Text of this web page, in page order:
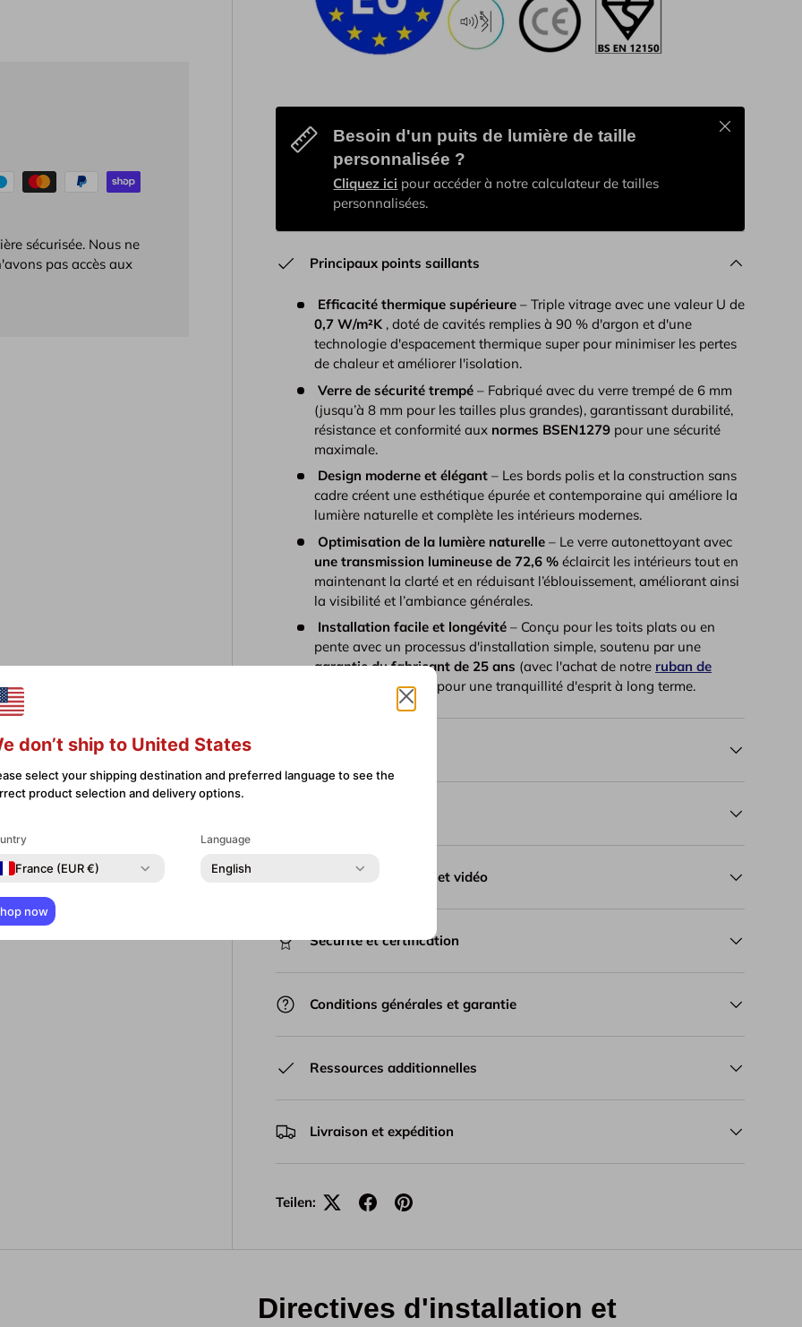
Besoin d'un puits de lumière de taille
personnalisée ?
Cliquez ici pour accéder à notre calculateur de tailles
personnalisées.
Schließen
Principaux points saillants
Efficacité thermique supérieure– Triple vitrage avec une valeur U de
0,7 W/m²K, doté de cavités remplies à 90 % d'argon et d'une
technologie d'espacement thermique super pour minimiser les pertes
de chaleur et améliorer l'isolation.
Verre de sécurité trempé– Fabriqué avec du verre trempé de 6 mm
(jusqu’à 8 mm pour les tailles plus grandes), garantissant durabilité,
résistance et conformité aux normes BSEN1279pour une sécurité
maximale.
Design moderne et élégant– Les bords polis et la construction sans
cadre créent une esthétique épurée et contemporaine qui améliore la
lumière naturelle et complète les intérieurs modernes.
Optimisation de la lumière naturelle– Le verre autonettoyant avec
une transmission lumineuse de 72,6 %éclaircit les intérieurs tout en
maintenant la clarté et en réduisant l’éblouissement, améliorant ainsi
la visibilité et l’ambiance générales.
Installation facile et longévité– Conçu pour les toits plats ou en
pente avec un processus d'installation simple, soutenu par une
garantie du fabricant de 25 ans (avec l'achat de notre ruban de
vitrage structurel
) pour une tranquillité d'esprit à long terme.
Guide d'installation et vidéo
Sécurité et certification
Conditions générales et garantie
Ressources additionnelles
Livraison et expédition
Teilen:
sécurisée. Nous ne
pas accès aux
Directives d'installation et
don’t ship to United States
select your shipping destination and preferred language to see the
product selection and delivery options.
France (EUR €)
Language
English
now